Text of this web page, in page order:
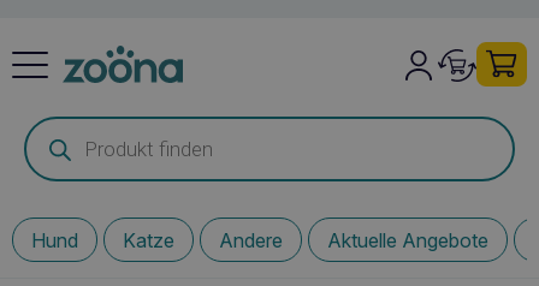
Products
search
Hund Katze Andere Aktuelle Angebote